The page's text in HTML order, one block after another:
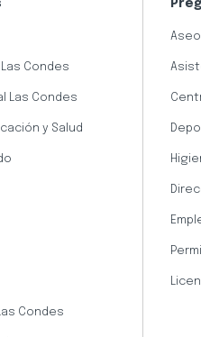
Condes
Las Condes
y Salud
Condes